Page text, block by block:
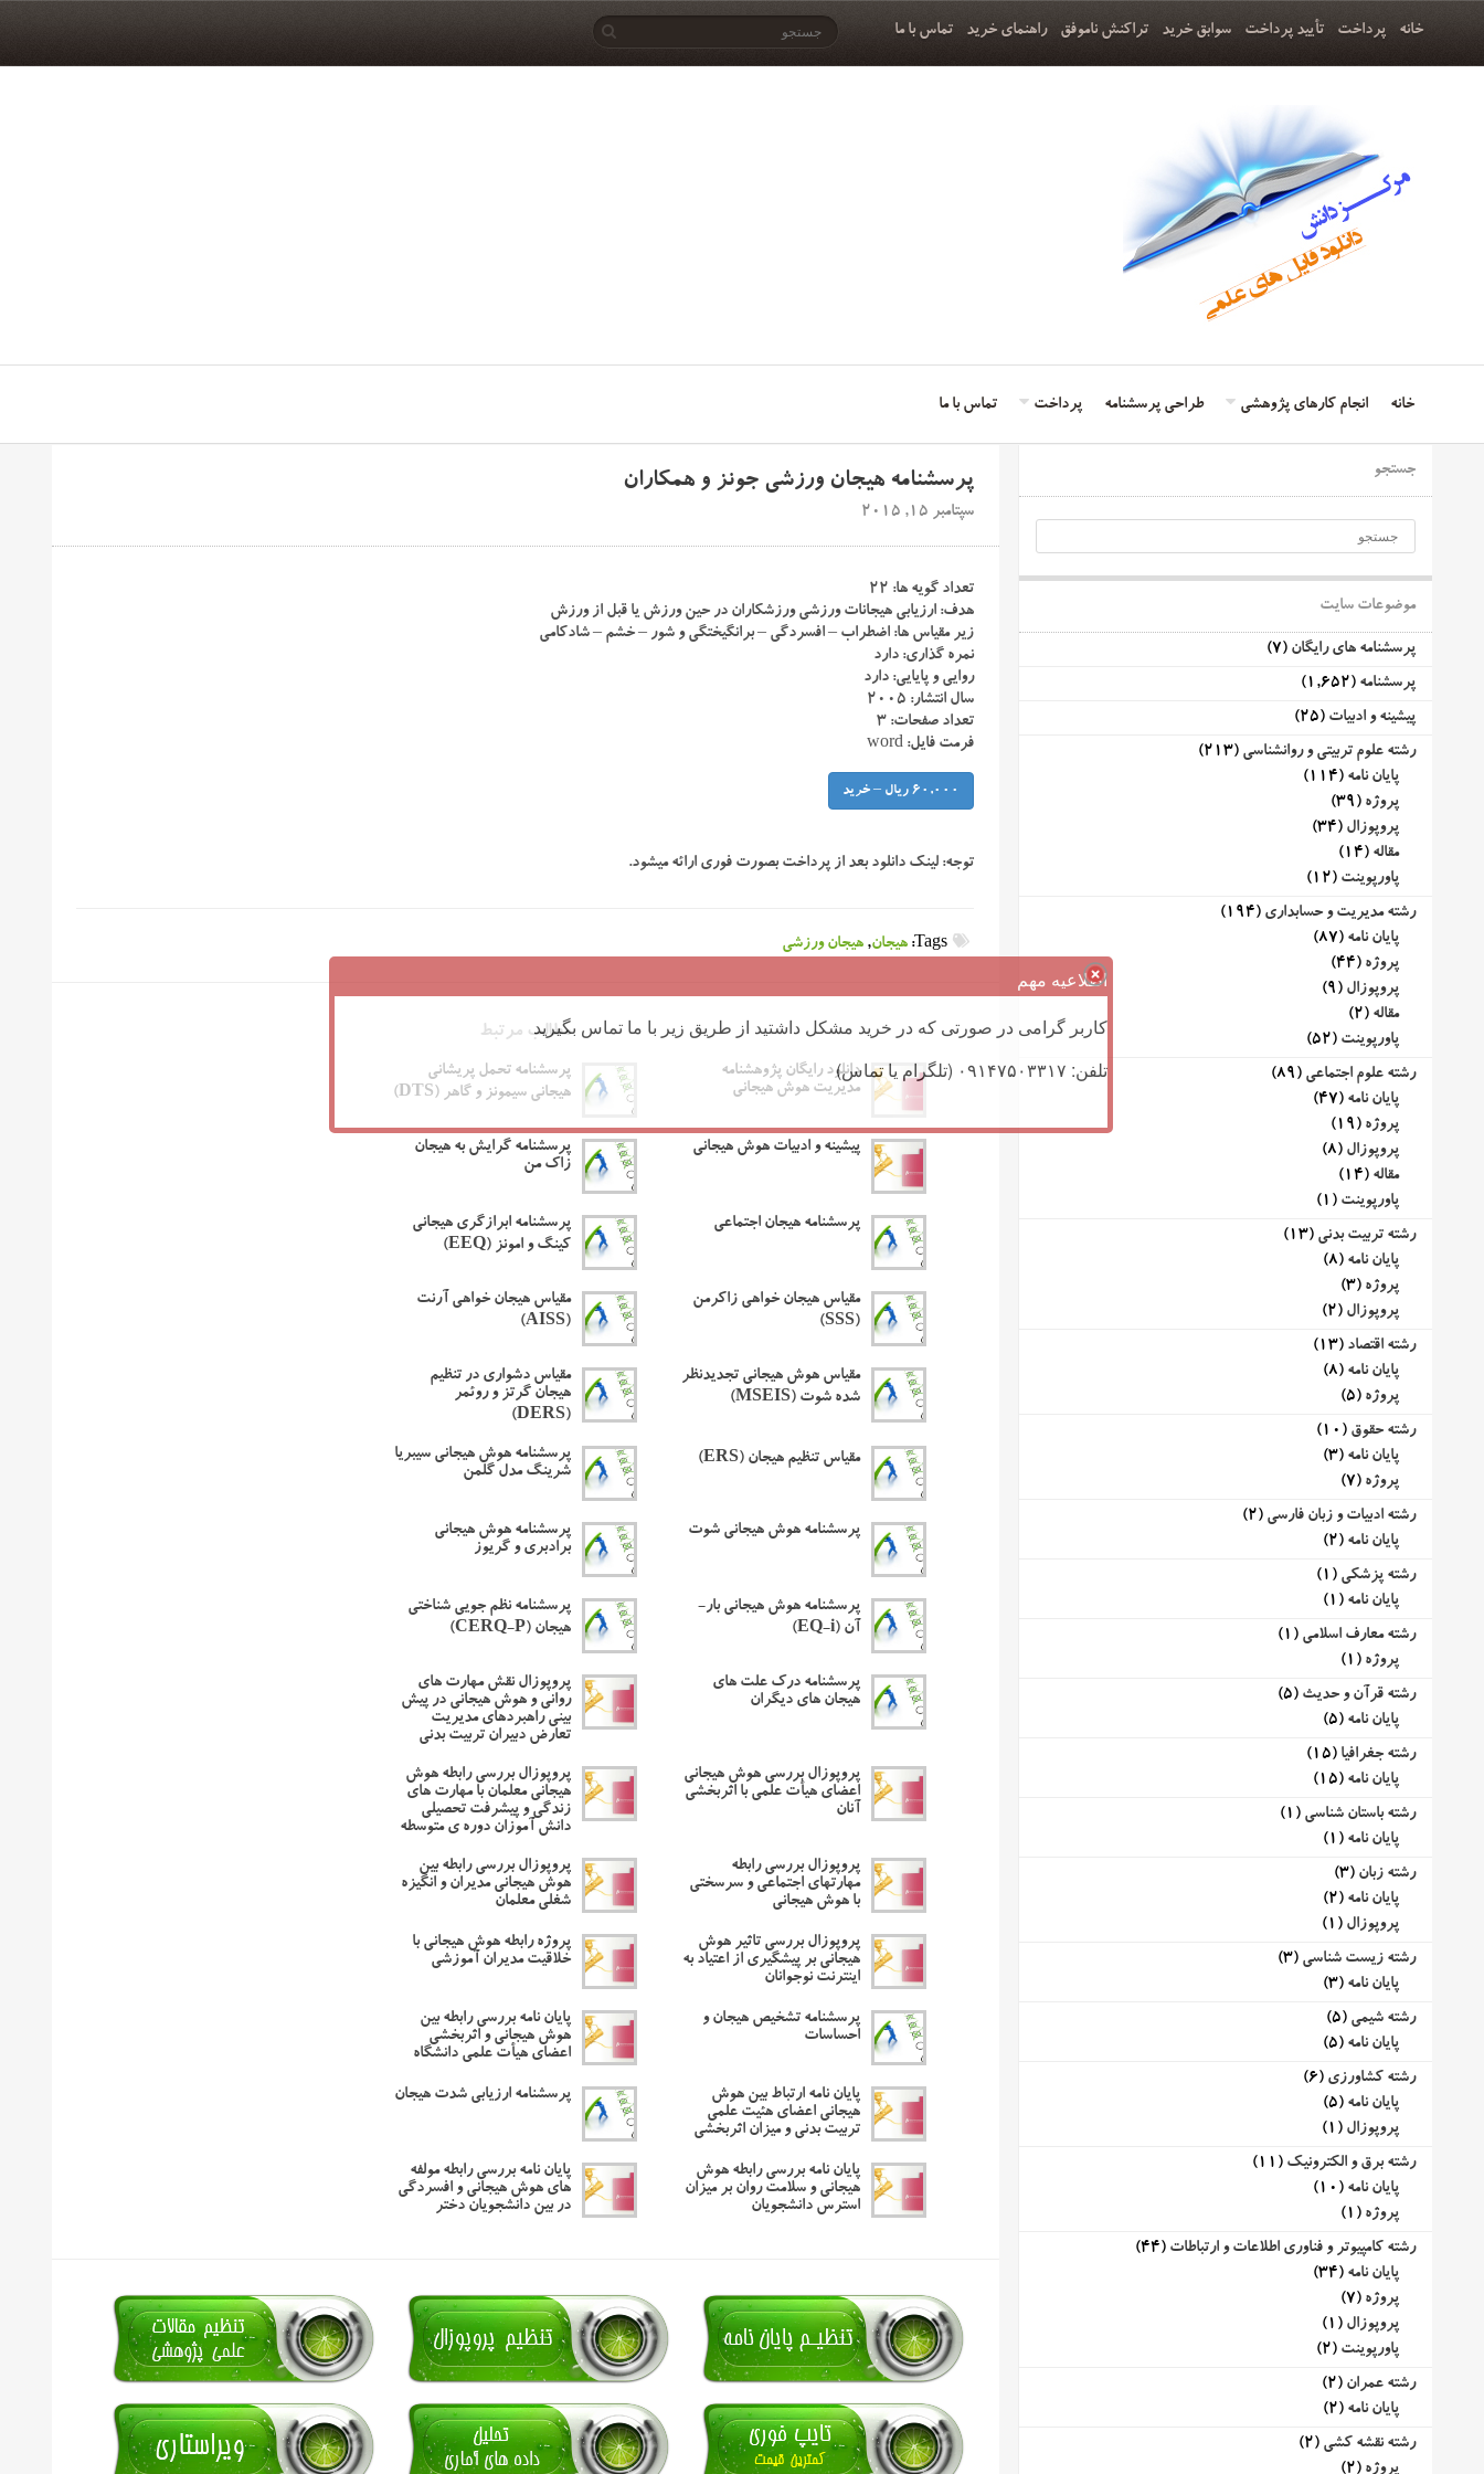
خانه پرداخت تأیید پرداخت سوابق خرید تراکنش ناموفق راهنمای خرید تماس با ما
خانه انجام کارهای پژوهشی طراحی پرسشنامه پرداخت تماس با ما
پرسشنامه هیجان ورزشی جونز و همکاران
سپتامبر 15, 2015
تعداد گویه ها: ۲۲
هدف: ارزیابی هیجانات ورزشی ورزشکاران در حین ورزش یا قبل از ورزش
زیر مقیاس ها: اضطراب – افسردگی – برانگیختگی و شور – خشم – شادکامی
نمره گذاری: دارد
روایی و پایایی: دارد
سال انتشار: ۲۰۰۵
تعداد صفحات: ۳
فرمت فایل: word
60,000 ریال – خرید
توجه: لینک دانلود بعد از پرداخت بصورت فوری ارائه میشود.
هیجان, هیجان ورزشی
مطالب مرتبط
دانلود رایگان پژوهشنامه
مدیریت هوش هیجانی
پرسشنامه تحمل پریشانی
هیجانی سیمونز و گاهر (DTS)
پیشینه و ادبیات هوش هیجانی
پرسشنامه گرایش به هیجان
زاک من
پرسشنامه هیجان اجتماعی
پرسشنامه ابرازگری هیجانی
کینگ و امونز (EEQ)
مقیاس هیجان خواهی زاکرمن
(SSS)
مقیاس هیجان خواهی آرنت
(AISS)
مقیاس هوش هیجانی تجدیدنظر
شده شوت (MSEIS)
مقیاس دشواری در تنظیم
هیجان گرتز و روئمر
(DERS)
مقیاس تنظیم هیجان (ERS)
پرسشنامه هوش هیجانی سیبریا
شرینگ مدل گلمن
پرسشنامه هوش هیجانی شوت
پرسشنامه هوش هیجانی
برادبری و گریوز
پرسشنامه هوش هیجانی بار-
آن (EQ-i)
پرسشنامه نظم جویی شناختی
هیجان (CERQ-P)
پرسشنامه درک علت های
هیجان های دیگران
پروپوزال نقش مهارت های
روانی و هوش هیجانی در پیش
بینی راهبردهای مدیریت
تعارض دبیران تربیت بدنی
پروپوزال بررسی هوش هیجانی
اعضای هیأت علمی با اثربخشی
آنان
پروپوزال بررسی رابطه هوش
هیجانی معلمان با مهارت های
زندگی و پیشرفت تحصیلی
دانش آموزان دوره ی متوسطه
پروپوزال بررسی رابطه
مهارتهای اجتماعی و سرسختی
با هوش هیجانی
پروپوزال بررسی رابطه بین
هوش هیجانی مدیران و انگیزه
شغلی معلمان
پروپوزال بررسی تاثیر هوش
هیجانی بر پیشگیری از اعتیاد به
اینترنت نوجوانان
پروژه رابطه هوش هیجانی با
خلاقیت مدیران آموزشی
پرسشنامه تشخیص هیجان و
احساسات
پایان نامه بررسی رابطه بین
هوش هیجانی و اثربخشی
اعضای هیأت علمی دانشگاه
پایان نامه ارتباط بین هوش
هیجانی اعضای هئیت علمی
تربیت بدنی و میزان اثربخشی
پرسشنامه ارزیابی شدت هیجان
پایان نامه بررسی رابطه هوش
هیجانی و سلامت روان بر میزان
استرس دانشجویان
پایان نامه بررسی رابطه مولفه
های هوش هیجانی و افسردگی
در بین دانشجویان دختر
جستجو
موضوعات سایت
پرسشنامه های رایگان (7)
پرسشنامه (1,652)
پیشینه و ادبیات (25)
رشته علوم تربیتی و روانشناسی (213)
پایان نامه (114)
پروژه (39)
پروپوزال (34)
مقاله (14)
پاورپوینت (12)
رشته مدیریت و حسابداری (194)
پایان نامه (87)
پروژه (44)
پروپوزال (9)
مقاله (2)
پاورپوینت (52)
رشته علوم اجتماعی (89)
پایان نامه (47)
پروژه (19)
پروپوزال (8)
مقاله (14)
پاورپوینت (1)
رشته تربیت بدنی (13)
پایان نامه (8)
پروژه (3)
پروپوزال (2)
رشته اقتصاد (13)
پایان نامه (8)
پروژه (5)
رشته حقوق (10)
پایان نامه (3)
پروژه (7)
رشته ادبیات و زبان فارسی (2)
پایان نامه (2)
رشته پزشکی (1)
پایان نامه (1)
رشته معارف اسلامی (1)
پروژه (1)
رشته قرآن و حدیث (5)
پایان نامه (5)
رشته جغرافیا (15)
پایان نامه (15)
رشته باستان شناسی (1)
پایان نامه (1)
رشته زبان (3)
پایان نامه (2)
پروپوزال (1)
رشته زیست شناسی (3)
پایان نامه (3)
رشته شیمی (5)
پایان نامه (5)
رشته کشاورزی (6)
پایان نامه (5)
پروپوزال (1)
رشته برق و الکترونیک (11)
پایان نامه (10)
پروژه (1)
رشته کامپیوتر و فناوری اطلاعات و ارتباطات (44)
پایان نامه (34)
پروژه (7)
پروپوزال (1)
پاورپوینت (2)
رشته عمران (2)
پایان نامه (2)
رشته نقشه کشی (2)
پروژه (2)
اطلاعیه مهم
کاربر گرامی در صورتی که در خرید مشکل داشتید از طریق زیر با ما تماس بگیرید
تلفن: ۰۹۱۴۷۵۰۳۳۱۷ (تلگرام یا تماس)